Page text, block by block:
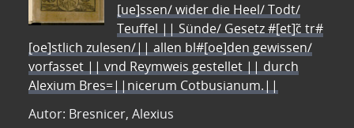
[ue]ssen/ wider die Heel/ Todt/
Teuffel || Sünde/ Gesetz #[et]c̃ tr#
[oe]stlich zulesen/|| allen bl#[oe]den gewissen/
vorfasset || vnd Reymweis gestellet || durch
Alexium Bres=||nicerum Cotbusianum.||
Autor: Bresnicer, Alexius